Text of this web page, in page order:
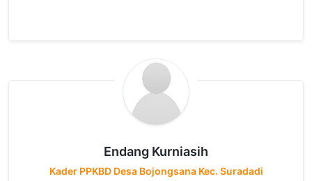
Endang Kurniasih
Kader PPKBD Desa Bojongsana Kec. Suradadi